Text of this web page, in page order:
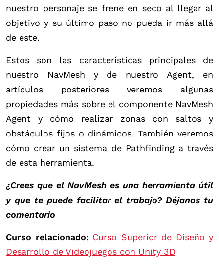
nuestro personaje se frene en seco al llegar al
objetivo y su último paso no pueda ir más allá
de este.
Estos son las características principales de
nuestro NavMesh y de nuestro Agent, en
artículos posteriores veremos algunas
propiedades más sobre el componente NavMesh
Agent y cómo realizar zonas con saltos y
obstáculos fijos o dinámicos. También veremos
cómo crear un sistema de Pathfinding a través
de esta herramienta.
¿Crees que el NavMesh es una herramienta útil
y que te puede facilitar el trabajo? Déjanos tu
comentario
Curso relacionado: Curso Superior de Diseño y
Desarrollo de Videojuegos con Unity 3D